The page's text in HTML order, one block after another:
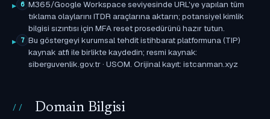
6 M365/Google Workspace seviyesinde URL'ye yapılan tüm
tıklama olaylarını ITDR araçlarına aktarın; potansiyel kimlik
bilgisi sızıntısı için MFA reset prosedürünü hazır tutun.
7 Bu göstergeyi kurumsal tehdit istihbarat platformuna (TIP)
kaynak atfı ile birlikte kaydedin; resmi kaynak:
siberguvenlik.gov.tr · USOM. Orijinal kayıt: istcanman.xyz
Domain Bilgisi